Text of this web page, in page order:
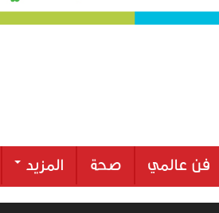
فن عالمي صحة المزيد